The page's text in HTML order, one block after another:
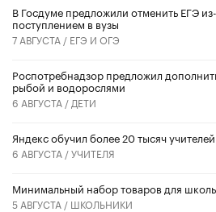
В Госдуме предложили отменить ЕГЭ
поступлением в вузы
7 АВГУСТА / ЕГЭ И ОГЭ
Роспотребнадзор предложил
рыбой и водорослями
6 АВГУСТА / ДЕТИ
​Яндекс обучил более 20 тысяч
6 АВГУСТА /УЧИТЕЛЯ
Минимальный набор товаров для
5 АВГУСТА / ШКОЛЬНИКИ